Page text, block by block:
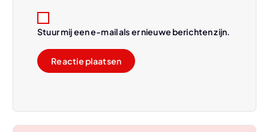
Stuur mij een e-mail als er nieuwe berichten zijn.